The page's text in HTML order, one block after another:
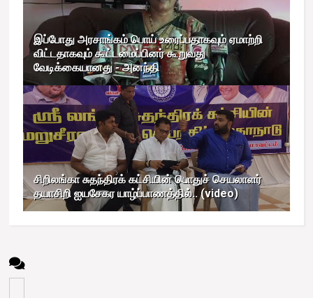
இப்போது அரசாங்கம் பொய் உரைப்பதாகவும் ஏமாற்றி
விட்டதாகவும் கூட்டமைப்பினர் கூறுவது
வேடிக்கையானது - அனந்தி
சிறிலங்கா சுதந்திரக் கட்சியின் பொதுச் செயலாளர்
தயாசிறி ஐயசேகர யாழ்ப்பாணத்தில்.. (video)